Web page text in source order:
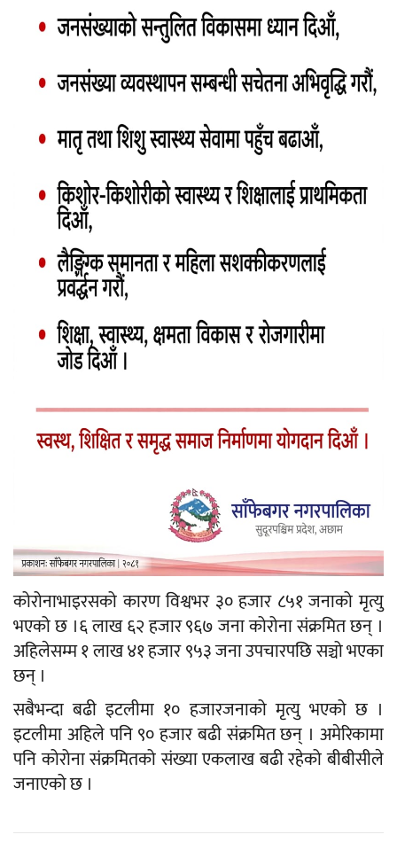
कोरोनाभाइरसको कारण विश्वभर ३० हजार ८५१ जनाको मृत्यु
भएको छ ।६ लाख ६२ हजार ९६७ जना कोरोना संक्रमित छन् ।
अहिलेसम्म १ लाख ४१ हजार ९५३ जना उपचारपछि सञ्चो भएका
छन् ।
सबैभन्दा बढी इटलीमा १० हजारजनाको मृत्यु भएको छ ।
इटलीमा अहिले पनि ९० हजार बढी संक्रमित छन् । अमेरिकामा
पनि कोरोना संक्रमितको संख्या एकलाख बढी रहेको बीबीसीले
जनाएको छ ।